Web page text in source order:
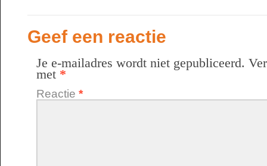
Geef een reactie
Je e-mailadres wordt niet gepubliceerd.
met *
Reactie *